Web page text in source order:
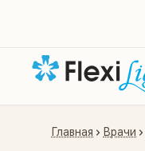
Главная Врачи